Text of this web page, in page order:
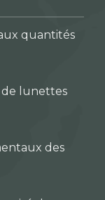
quantités
de lunettes
des